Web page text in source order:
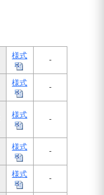
様式 -
様式 -
様式 -
様式 -
様式 -